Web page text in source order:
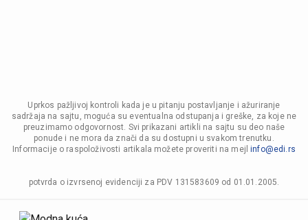
Uprkos pažljivoj kontroli kada je u pitanju postavljanje i ažuriranje
sadržaja na sajtu, moguća su eventualna odstupanja i greške, za koje ne
preuzimamo odgovornost. Svi prikazani artikli na sajtu su deo naše
ponude i ne mora da znači da su dostupni u svakom trenutku.
Informacije o raspoloživosti artikala možete proveriti na mejlinfo@edi.rs
potvrda o izvrsenoj evidenciji za PDV 131583609 od 01.01.2005.